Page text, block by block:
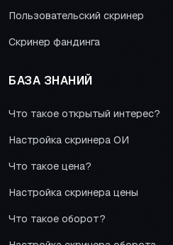
Пользовательский скринер
Скринер фандинга
БАЗА ЗНАНИЙ
Что такое открытый интерес?
Настройка скринера ОИ
Что такое цена?
Настройка скринера цены
Что такое оборот?